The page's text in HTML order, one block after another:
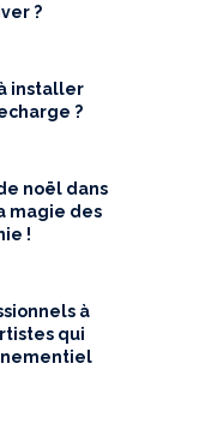
?
installer
?
noël dans
magie des
!
à
qui